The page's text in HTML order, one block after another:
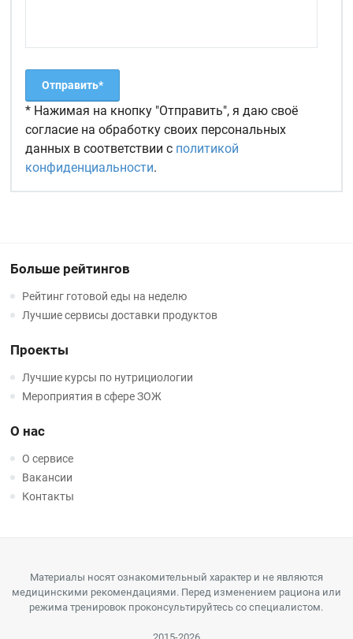
* Нажимая на кнопку "Отправить", я даю своё
согласие на обработку своих персональных
данных в соответствии с политикой
конфиденциальности.
Больше рейтингов
Рейтинг готовой еды на неделю
Лучшие сервисы доставки продуктов
Проекты
Лучшие курсы по нутрициологии
Мероприятия в сфере ЗОЖ
О нас
О сервисе
Вакансии
Контакты
Материалы носят ознакомительный характер и не являются
медицинскими рекомендациями. Перед изменением рациона или
режима тренировок проконсультируйтесь со специалистом.
2015-2026